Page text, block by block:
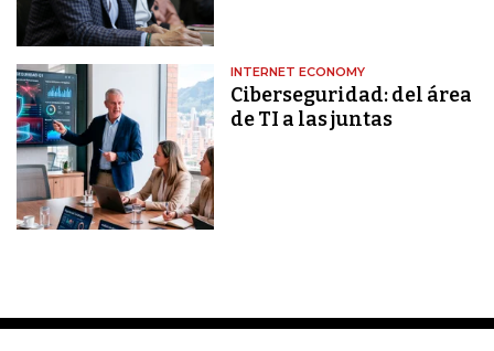
INTERNET ECONOMY
Ciberseguridad: del área
de TI a las juntas